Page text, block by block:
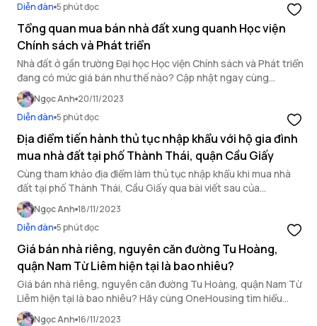
Diễn đàn 5 phút đọc
Tổng quan mua bán nhà đất xung quanh Học viện
Chính sách và Phát triển
Nhà đất ở gần trường Đại học Học viện Chính sách và Phát triển
đang có mức giá bán như thế nào? Cập nhật ngay cùng
OneHousing trong bài viết dưới đây.
Ngọc Anh 20/11/2023
Diễn đàn 5 phút đọc
Địa điểm tiến hành thủ tục nhập khẩu với hộ gia đình
mua nhà đất tại phố Thành Thái, quận Cầu Giấy
Cùng tham khảo địa điểm làm thủ tục nhập khẩu khi mua nhà
đất tại phố Thành Thái, Cầu Giấy qua bài viết sau của
OneHousing.
Ngọc Anh 18/11/2023
Diễn đàn 5 phút đọc
Giá bán nhà riêng, nguyên căn đường Tu Hoàng,
quận Nam Từ Liêm hiện tại là bao nhiêu?
Giá bán nhà riêng, nguyên căn đường Tu Hoàng, quận Nam Từ
Liêm hiện tại là bao nhiêu? Hãy cùng OneHousing tìm hiểu
trong nội dung bài viết sau đây.
Ngọc Anh 16/11/2023